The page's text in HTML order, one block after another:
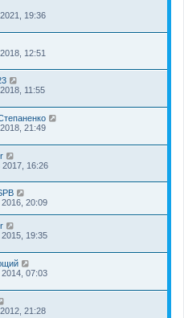
19:36
12:51
11:55
21:49
16:26
20:09
19:35
07:03
21:28